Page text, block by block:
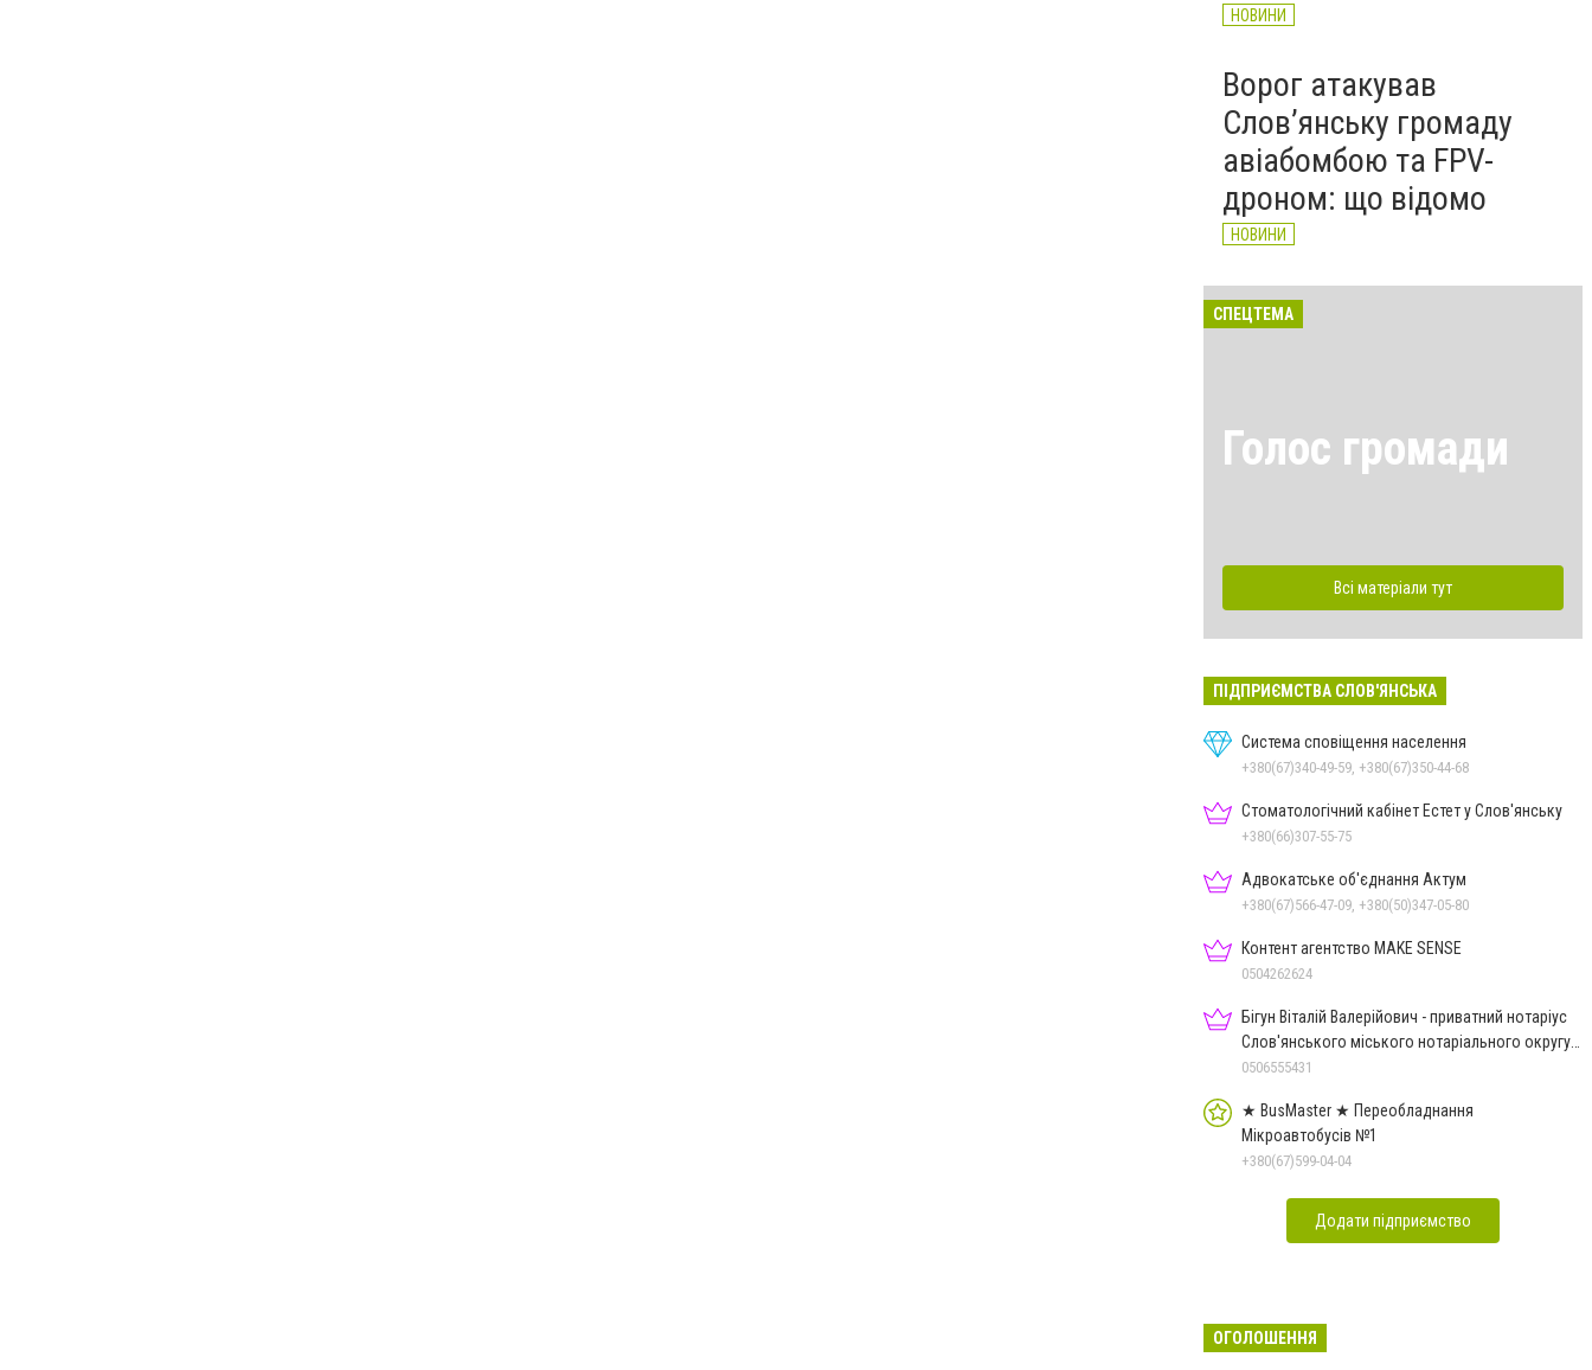
НОВИНИ
Ворог атакував
Слов’янську громаду
авіабомбою та FPV-
дроном: що відомо
НОВИНИ
СПЕЦТЕМА
Голос громади
Всі матеріали тут
ПІДПРИЄМСТВА СЛОВ'ЯНСЬКА
Система сповіщення населення
+380(67)340-49-59, +380(67)350-44-68
Стоматологічний кабінет Естет у Слов'янську
+380(66)307-55-75
Адвокатське об'єднання Актум
+380(67)566-47-09, +380(50)347-05-80
Контент агентство MAKE SENSE
0504262624
Бігун Віталій Валерійович - приватний нотаріус
Слов'янського міського нотаріального округу
Дон.обл.
0506555431
★ BusMaster ★ Переобладнання
Мікроавтобусів №1
+380(67)599-04-04
Додати підприємство
ОГОЛОШЕННЯ